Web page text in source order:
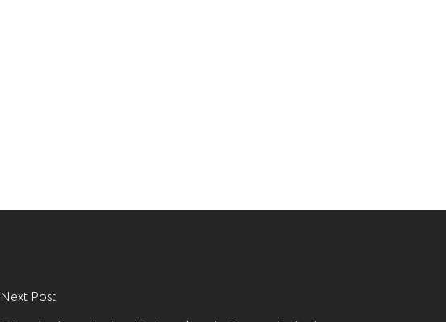
Next Post